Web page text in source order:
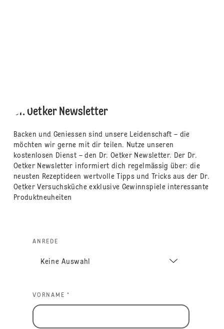
Dr. Oetker Newsletter
Backen und Geniessen sind unsere Leidenschaft – die
möchten wir gerne mit dir teilen. Nutze unseren
kostenlosen Dienst – den Dr. Oetker Newsletter. Der Dr.
Oetker Newsletter informiert dich regelmässig über: die
neusten Rezeptideen wertvolle Tipps und Tricks aus der Dr.
Oetker Versuchsküche exklusive Gewinnspiele interessante
Produktneuheiten
ANREDE
VORNAME *